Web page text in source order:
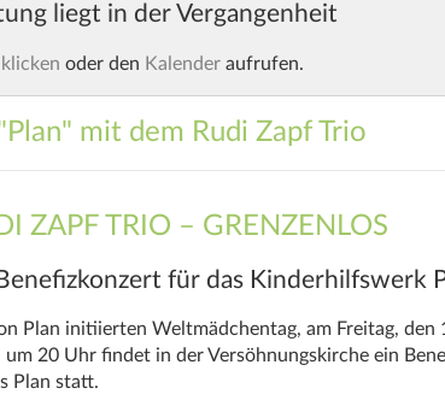
liegt in der Vergangenheit
oder den Kalenderaufrufen.
mit dem Rudi Zapf Trio
ZAPF TRIO – GRENZENLOS
für das Kinderhilfswerk
Plan initiierten Weltmädchentag, am Freitag, den
um 20 Uhr findet in der Versöhnungskirche ein
Plan statt.